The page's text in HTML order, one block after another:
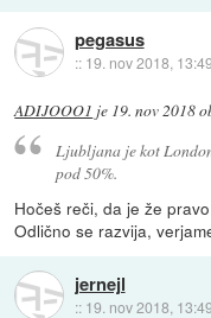
pegasus
:: 19. nov 2018, 13:49
ADIJOOO1 je 19. nov 2018
Ljubljana je kot
pod 50%.
Hočeš reči, da je že
Odlično se razvija,
jernejl
:: 19. nov 2018, 13:49